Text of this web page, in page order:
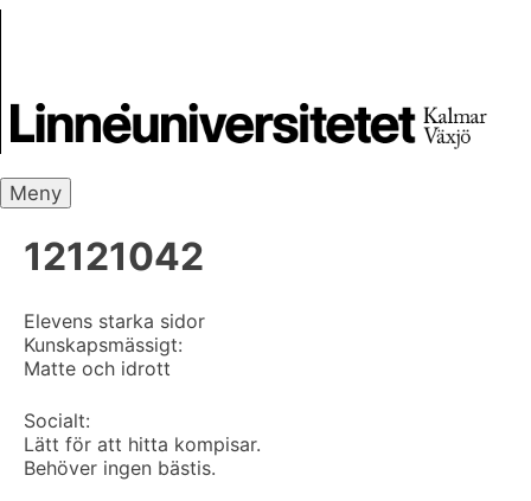
Meny
12121042
Elevens starka sidor
Kunskapsmässigt:
Matte och idrott
Socialt:
Lätt för att hitta kompisar.
Behöver ingen bästis.